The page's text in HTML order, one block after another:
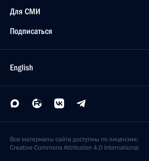
Для СМИ
Подписаться
English
Все материалы сайта доступны по лицензии:
Creative Commons Attribution 4.0 International